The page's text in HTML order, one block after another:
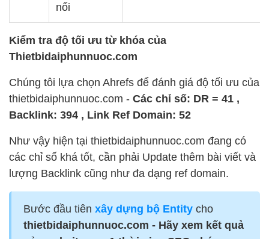
nổi
Kiểm tra độ tối ưu từ khóa của
Thietbidaiphunnuoc.com
Chúng tôi lựa chọn Ahrefs để đánh giá độ tối ưu của
thietbidaiphunnuoc.com - Các chỉ số: DR = 41 ,
Backlink: 394 , Link Ref Domain: 52
Như vậy hiện tại thietbidaiphunnuoc.com đang có
các chỉ số khá tốt, cần phải Update thêm bài viết và
lượng Backlink cũng như đa dạng ref domain.
Bước đầu tiên xây dựng bộ Entity cho
thietbidaiphunnuoc.com - Hãy xem kết quả